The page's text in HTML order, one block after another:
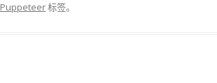
Puppeteer标签。